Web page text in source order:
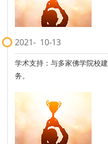
2021 10-13
学术支持：与多家佛学院校
务。